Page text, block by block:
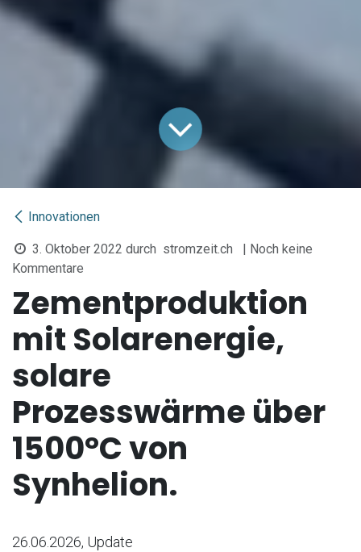
Innovationen
3. Oktober 2022 durch stromzeit.ch
| Noch keine
Kommentare
Zementproduktion
mit Solarenergie,
solare
Prozesswärme über
1500°C von
Synhelion.
26.06.2026, Update